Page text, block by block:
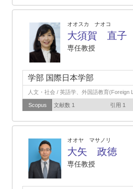
オオスカ ナオコ
大須賀 直子
専任教授
学部 国際日本学部
人文・社会 / 英語学、外国語教育(Foreign
Scopus 文献数 1 引用 1
オオヤ マサノリ
大矢 政徳
専任教授